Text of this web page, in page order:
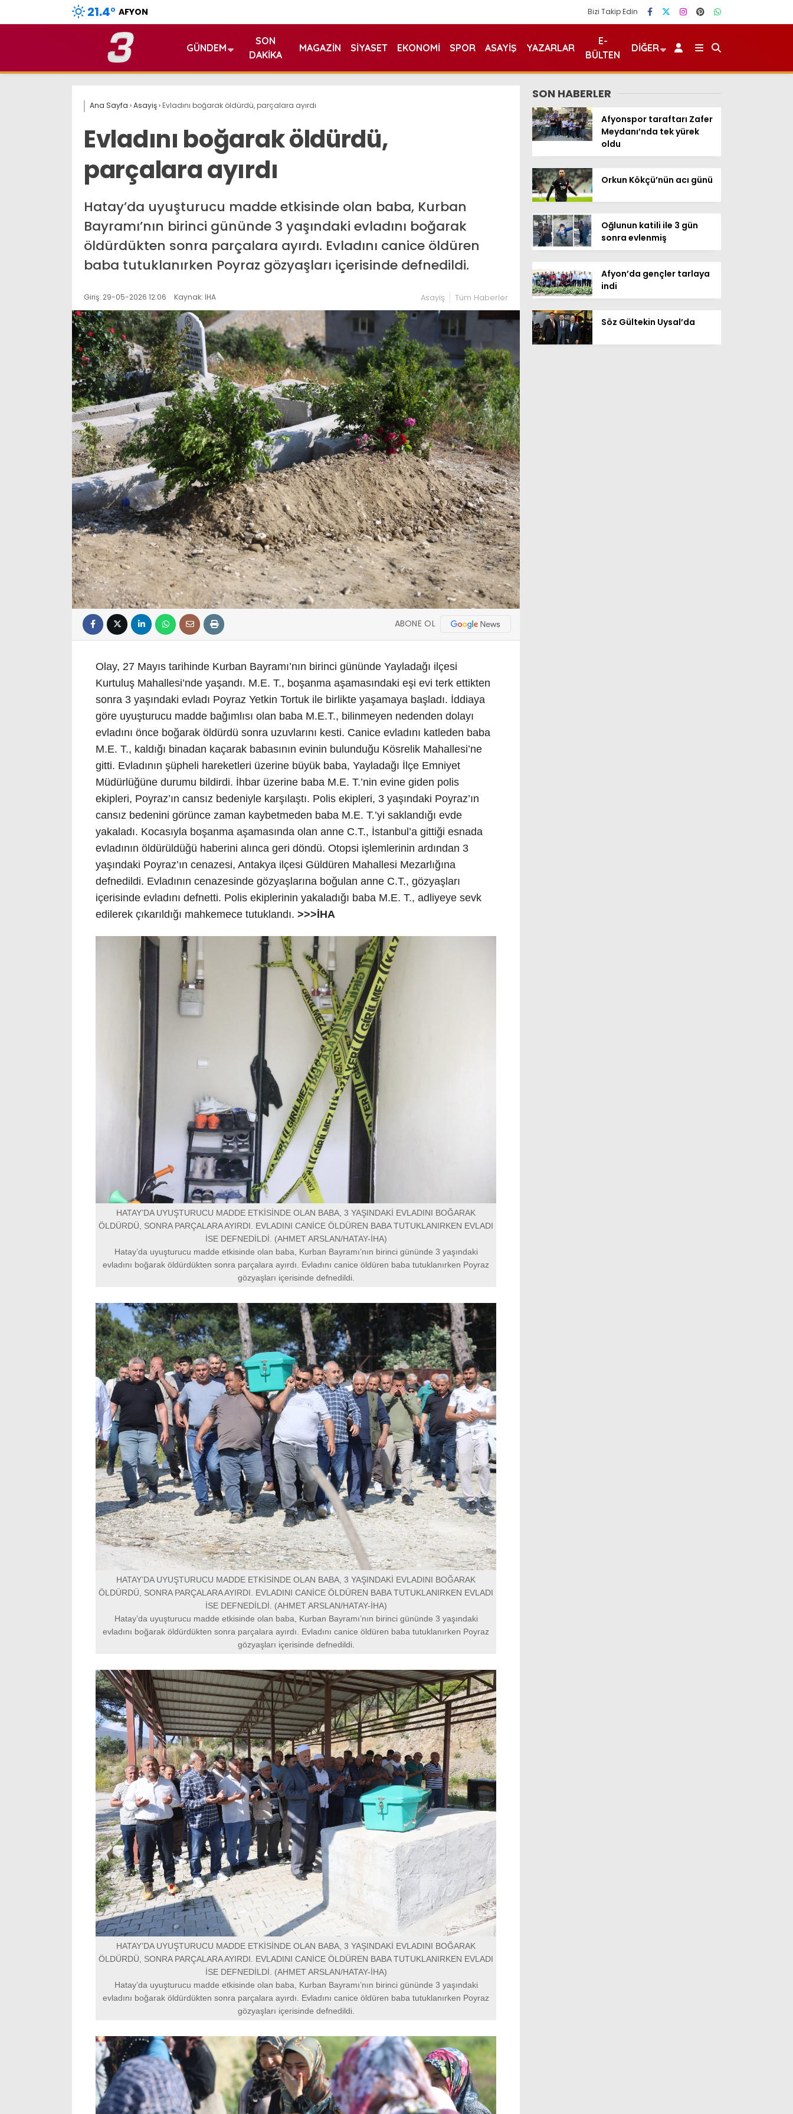
21.4° AFYON Bizi Takip Edin
GÜNDEM
SON
DAKIKA
MAGAZIN SIYASET EKONOMI SPOR ASAYIŞ YAZARLAR
E-
BÜLTEN
DIĞER
Ana Sayfa ›Asayiş› Evladını boğarak öldürdü, parçalara ayırdı
Evladını boğarak öldürdü,
parçalara ayırdı
Hatay’da uyuşturucu madde etkisinde olan baba, Kurban
Bayramı’nın birinci gününde 3 yaşındaki evladını boğarak
öldürdükten sonra parçalara ayırdı. Evladını canice öldüren
baba tutuklanırken Poyraz gözyaşları içerisinde defnedildi.
Giriş: 29-05-2026 12:06 Kaynak: İHA Asayiş Tüm Haberler
ABONE OL
Olay, 27 Mayıs tarihinde Kurban Bayramı’nın birinci gününde Yayladağı ilçesi
Kurtuluş Mahallesi’nde yaşandı. M.E. T., boşanma aşamasındaki eşi evi terk ettikten
sonra 3 yaşındaki evladı Poyraz Yetkin Tortuk ile birlikte yaşamaya başladı. İddiaya
göre uyuşturucu madde bağımlısı olan baba M.E.T., bilinmeyen nedenden dolayı
evladını önce boğarak öldürdü sonra uzuvlarını kesti. Canice evladını katleden baba
M.E. T., kaldığı binadan kaçarak babasının evinin bulunduğu Kösrelik Mahallesi’ne
gitti. Evladının şüpheli hareketleri üzerine büyük baba, Yayladağı İlçe Emniyet
Müdürlüğüne durumu bildirdi. İhbar üzerine baba M.E. T.’nin evine giden polis
ekipleri, Poyraz’ın cansız bedeniyle karşılaştı. Polis ekipleri, 3 yaşındaki Poyraz’ın
cansız bedenini görünce zaman kaybetmeden baba M.E. T.’yi saklandığı evde
yakaladı. Kocasıyla boşanma aşamasında olan anne C.T., İstanbul’a gittiği esnada
evladının öldürüldüğü haberini alınca geri döndü. Otopsi işlemlerinin ardından 3
yaşındaki Poyraz’ın cenazesi, Antakya ilçesi Güldüren Mahallesi Mezarlığına
defnedildi. Evladının cenazesinde gözyaşlarına boğulan anne C.T., gözyaşları
içerisinde evladını defnetti. Polis ekiplerinin yakaladığı baba M.E. T., adliyeye sevk
edilerek çıkarıldığı mahkemece tutuklandı. >>>İHA
HATAY’DA UYUŞTURUCU MADDE ETKİSİNDE OLAN BABA, 3 YAŞINDAKİ EVLADINI BOĞARAK
ÖLDÜRDÜ, SONRA PARÇALARA AYIRDI. EVLADINI CANİCE ÖLDÜREN BABA TUTUKLANIRKEN EVLADI
İSE DEFNEDİLDİ. (AHMET ARSLAN/HATAY-İHA)
Hatay’da uyuşturucu madde etkisinde olan baba, Kurban Bayramı’nın birinci gününde 3 yaşındaki
evladını boğarak öldürdükten sonra parçalara ayırdı. Evladını canice öldüren baba tutuklanırken Poyraz
gözyaşları içerisinde defnedildi.
HATAY’DA UYUŞTURUCU MADDE ETKİSİNDE OLAN BABA, 3 YAŞINDAKİ EVLADINI BOĞARAK
ÖLDÜRDÜ, SONRA PARÇALARA AYIRDI. EVLADINI CANİCE ÖLDÜREN BABA TUTUKLANIRKEN EVLADI
İSE DEFNEDİLDİ. (AHMET ARSLAN/HATAY-İHA)
Hatay’da uyuşturucu madde etkisinde olan baba, Kurban Bayramı’nın birinci gününde 3 yaşındaki
evladını boğarak öldürdükten sonra parçalara ayırdı. Evladını canice öldüren baba tutuklanırken Poyraz
gözyaşları içerisinde defnedildi.
HATAY’DA UYUŞTURUCU MADDE ETKİSİNDE OLAN BABA, 3 YAŞINDAKİ EVLADINI BOĞARAK
ÖLDÜRDÜ, SONRA PARÇALARA AYIRDI. EVLADINI CANİCE ÖLDÜREN BABA TUTUKLANIRKEN EVLADI
İSE DEFNEDİLDİ. (AHMET ARSLAN/HATAY-İHA)
Hatay’da uyuşturucu madde etkisinde olan baba, Kurban Bayramı’nın birinci gününde 3 yaşındaki
evladını boğarak öldürdükten sonra parçalara ayırdı. Evladını canice öldüren baba tutuklanırken Poyraz
gözyaşları içerisinde defnedildi.
SON HABERLER
Afyonspor taraftarı Zafer
Meydanı’nda tek yürek
oldu
Orkun Kökçü’nün acı günü
Oğlunun katili ile 3 gün
sonra evlenmiş
Afyon’da gençler tarlaya
indi
Söz Gültekin Uysal’da